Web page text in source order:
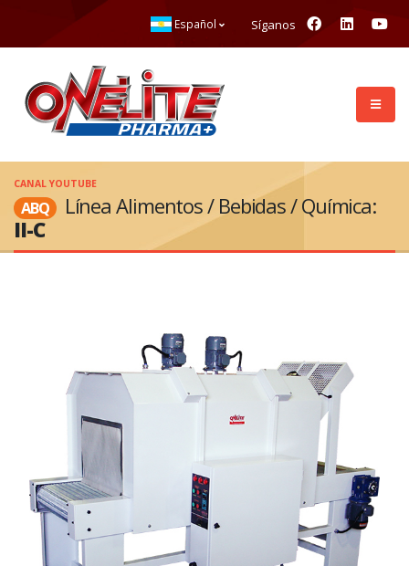
Español Síganos
ABQ
Línea Alimentos / Bebidas / Química:
II-C
CANAL YOUTUBE